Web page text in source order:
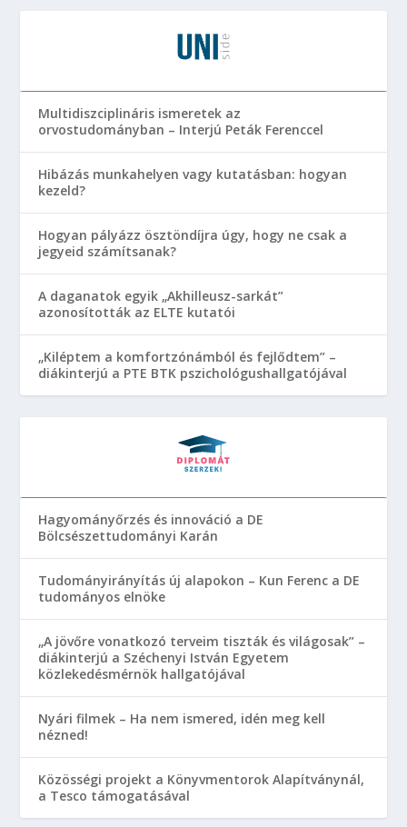
Multidiszciplináris ismeretek az
orvostudományban – Interjú Peták Ferenccel
Hibázás munkahelyen vagy kutatásban: hogyan
kezeld?
Hogyan pályázz ösztöndíjra úgy, hogy ne csak a
jegyeid számítsanak?
A daganatok egyik „Akhilleusz-sarkát”
azonosították az ELTE kutatói
„Kiléptem a komfortzónámból és fejlődtem” –
diákinterjú a PTE BTK pszichológushallgatójával
Hagyományőrzés és innováció a DE
Bölcsészettudományi Karán
Tudományirányítás új alapokon – Kun Ferenc a DE
tudományos elnöke
„A jövőre vonatkozó terveim tiszták és világosak” –
diákinterjú a Széchenyi István Egyetem
közlekedésmérnök hallgatójával
Nyári filmek – Ha nem ismered, idén meg kell
nézned!
Közösségi projekt a Könyvmentorok Alapítványnál,
a Tesco támogatásával